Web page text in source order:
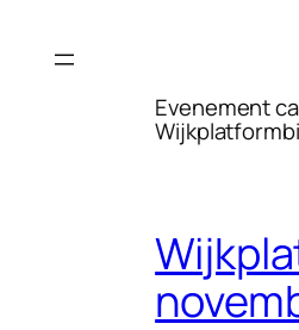
Evenement